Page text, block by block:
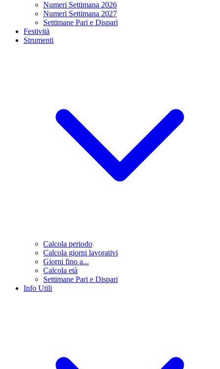
Numeri Settimana 2026
Numeri Settimana 2027
Settimane Pari e Dispari
Festività
Strumenti
Calcola periodo
Calcola giorni lavorativi
Giorni fino a...
Calcola età
Settimane Pari e Dispari
Info Utili